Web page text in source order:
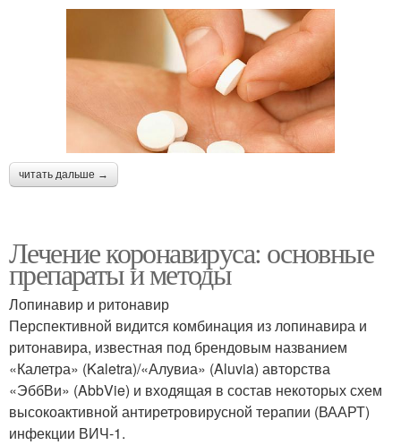
читать дальше →
Лечение коронавируса: основные
препараты и методы
Лопинавир и ритонавир
Перспективной видится комбинация из лопинавира и
ритонавира, известная под брендовым названием
«Калетра» (Kaletra)/«Алувиа» (Aluvia) авторства
«ЭббВи» (AbbVie) и входящая в состав некоторых схем
высокоактивной антиретровирусной терапии (ВААРТ)
инфекции ВИЧ-1.